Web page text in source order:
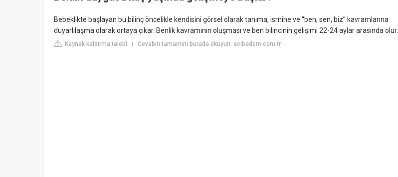
Bebeklikte başlayan bu bilinç öncelikle kendisini görsel olarak tanıma, ismine ve “ben, sen, biz” kavramlarına
duyarlılaşma olarak ortaya çıkar. Benlik kavramının oluşması ve ben bilincinin gelişimi 22-24 aylar arasında olur.
Kaynak kaldırma talebi Cevabın tamamını burada okuyun: acibadem.com.tr